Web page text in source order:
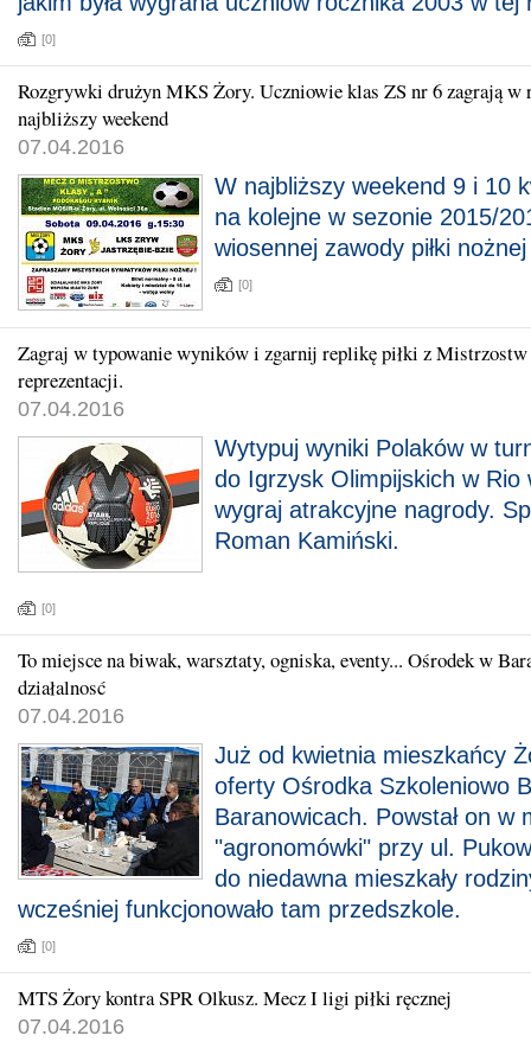
[0]
Rozgrywki drużyn MKS Żory. Uczniowie klas ZS nr 6 zagrają w
najbliższy weekend
07.04.2016
W najbliższy weekend 9 i 10
na kolejne w sezonie 2015/
wiosennej zawody piłki
[0]
Zagraj w typowanie wyników i zgarnij replikę piłki z Mistrzostw
reprezentacji.
07.04.2016
Wytypuj wyniki Polaków w
do Igrzysk Olimpijskich w Rio
wygraj atrakcyjne nagrody.
Roman Kamiński.
[0]
To miejsce na biwak, warsztaty, ogniska, eventy... Ośrodek w
działalnosć
07.04.2016
Już od kwietnia mieszkańcy
oferty Ośrodka Szkoleniowo
Baranowicach. Powstał on w
"agronomówki" przy ul.
do niedawna mieszkały
wcześniej funkcjonowało tam przedszkole.
[0]
MTS Żory kontra SPR Olkusz. Mecz I ligi piłki ręcznej
07.04.2016